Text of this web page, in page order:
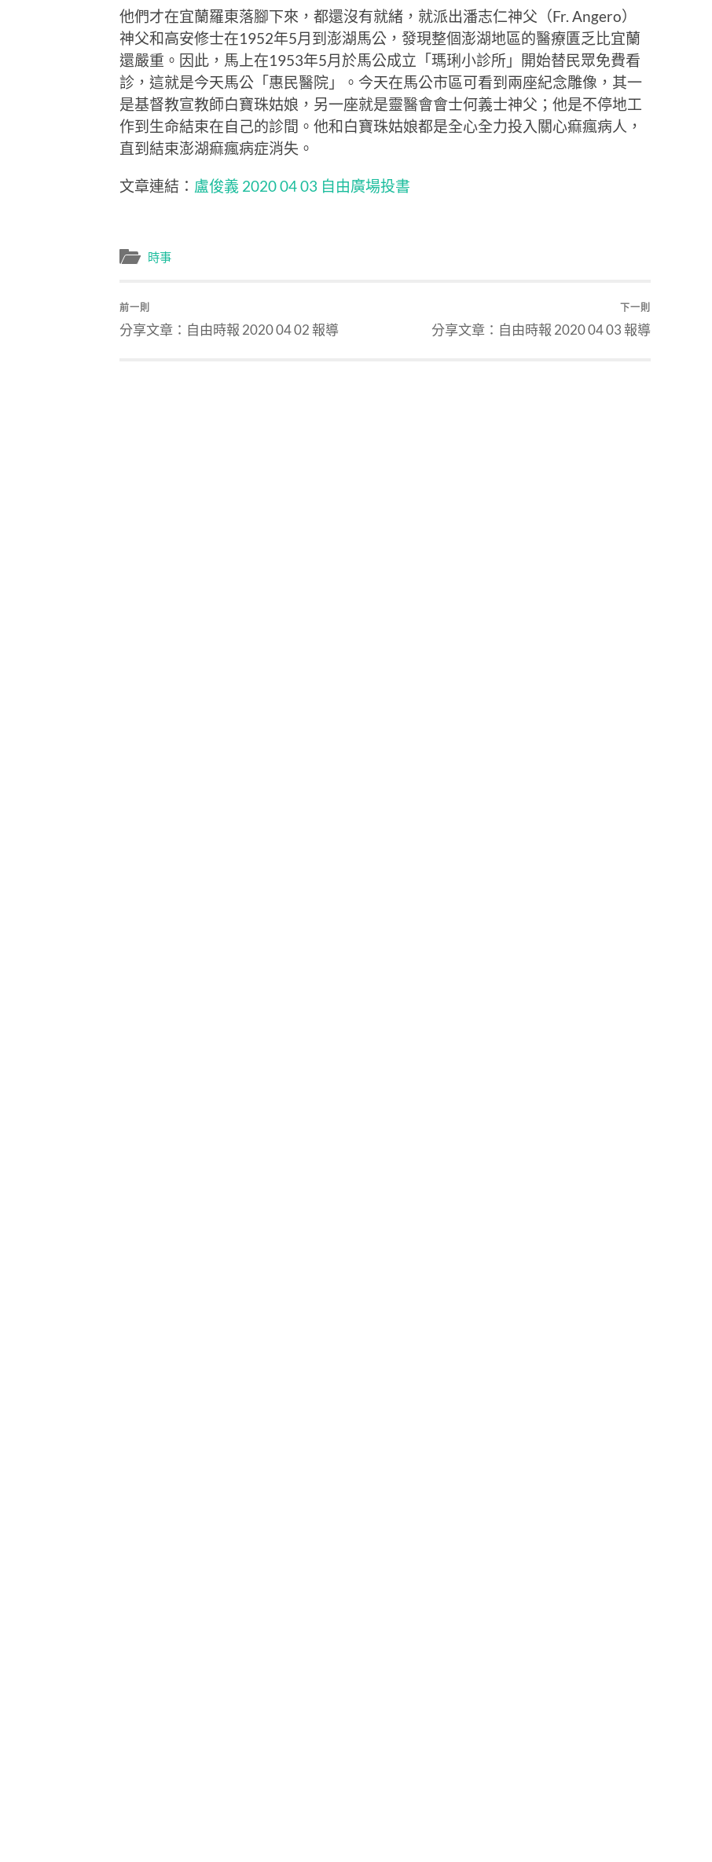
他們才在宜蘭羅東落腳下來，都還沒有就緒，就派出潘志仁神父（Fr. Angero）
神父和高安修士在1952年5月到澎湖馬公，發現整個澎湖地區的醫療匱乏比宜蘭
還嚴重。因此，馬上在1953年5月於馬公成立「瑪琍小診所」開始替民眾免費看
診，這就是今天馬公「惠民醫院」。今天在馬公市區可看到兩座紀念雕像，其一
是基督教宣教師白寶珠姑娘，另一座就是靈醫會會士何義士神父；他是不停地工
作到生命結束在自己的診間。他和白寶珠姑娘都是全心全力投入關心痲瘋病人，
直到結束澎湖痲瘋病症消失。
文章連結： 盧俊義 2020 04 03 自由廣場投書
時事
前一則
分享文章：自由時報 2020 04 02 報導
下一則
分享文章：自由時報 2020 04 03 報導